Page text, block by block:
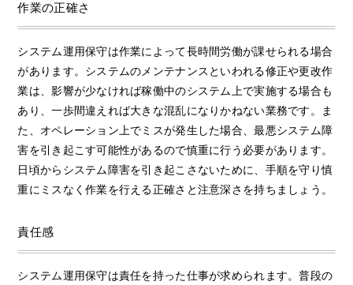
作業の正確さ
システム運用保守は作業によって長時間労働が課せられる場合
があります。システムのメンテナンスといわれる修正や更改作
業は、影響が少なければ稼働中のシステム上で実施する場合も
あり、一歩間違えれば大きな混乱になりかねない業務です。ま
た、オペレーション上でミスが発生した場合、最悪システム障
害を引き起こす可能性があるので慎重に行う必要があります。
日頃からシステム障害を引き起こさないために、手順を守り慎
重にミスなく作業を行える正確さと注意深さを持ちましょう。
責任感
システム運用保守は責任を持った仕事が求められます。普段の